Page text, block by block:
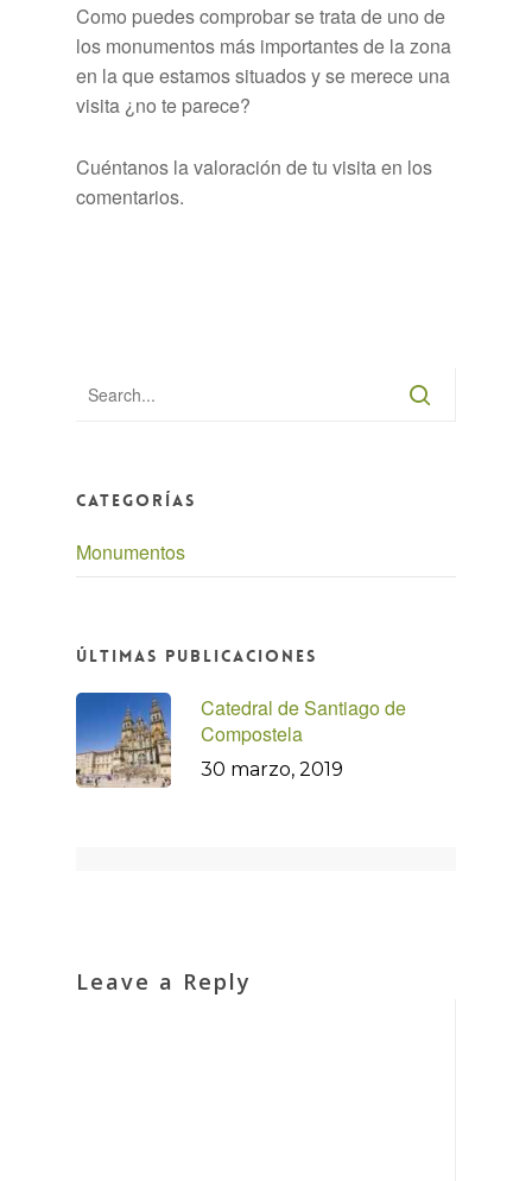
Como puedes comprobar se trata de uno de
los monumentos más importantes de la zona
en la que estamos situados y se merece una
visita ¿no te parece?
Cuéntanos la valoración de tu visita en los
comentarios.
Categorías
Monumentos
Últimas Publicaciones
Catedral de Santiago de
Compostela
30 marzo, 2019
Leave a Reply